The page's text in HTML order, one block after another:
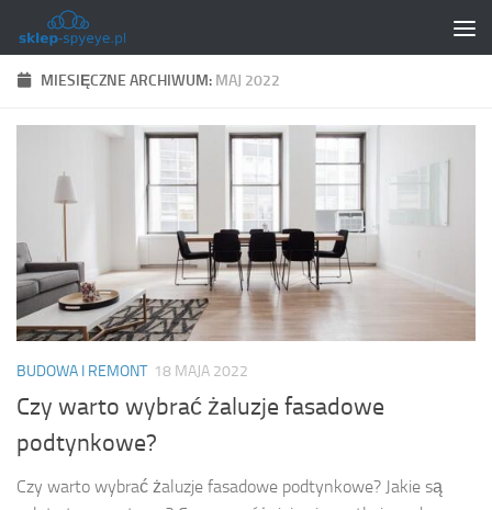
Skip to content
MIESIĘCZNE ARCHIWUM: MAJ 2022
BUDOWA I REMONT 18 MAJA 2022
Czy warto wybrać żaluzje fasadowe
podtynkowe?
Czy warto wybrać żaluzje fasadowe podtynkowe? Jakie są